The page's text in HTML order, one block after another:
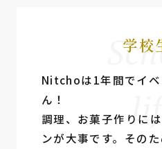
学校
Nitchoは1年間でイベ
ん！
調理、お菓⼦作りに
ンが⼤事です。その